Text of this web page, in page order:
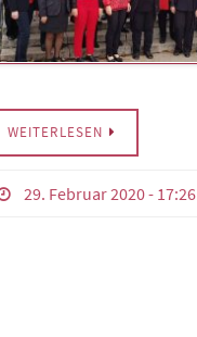
WEITERLESEN
29. Februar 2020 - 17:26